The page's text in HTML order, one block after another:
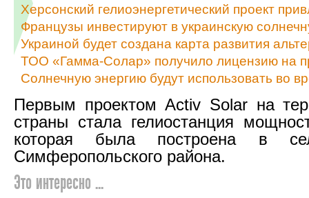
Херсонский гелиоэнергетический проект
Французы инвестируют в украинскую
Украиной будет создана карта развития
ТОО «Гамма-Солар» получило лицензию на
Солнечную энергию будут использовать во
Первым проектом Activ Solar на
страны стала гелиостанция
которая была построена в
Симферопольского района.
Это интересно ...